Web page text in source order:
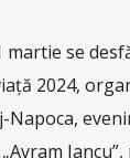
se
2024,
Napoca,